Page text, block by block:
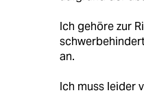
Ich gehöre zur
an.
Ich muss leider